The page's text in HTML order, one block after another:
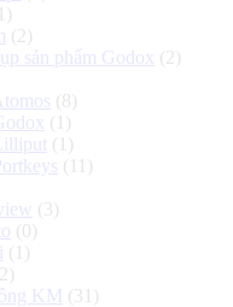
(2)
sản phẩm Godox (2)
(8)
(1)
(1)
(11)
(3)
(0)
(1)
KM (31)